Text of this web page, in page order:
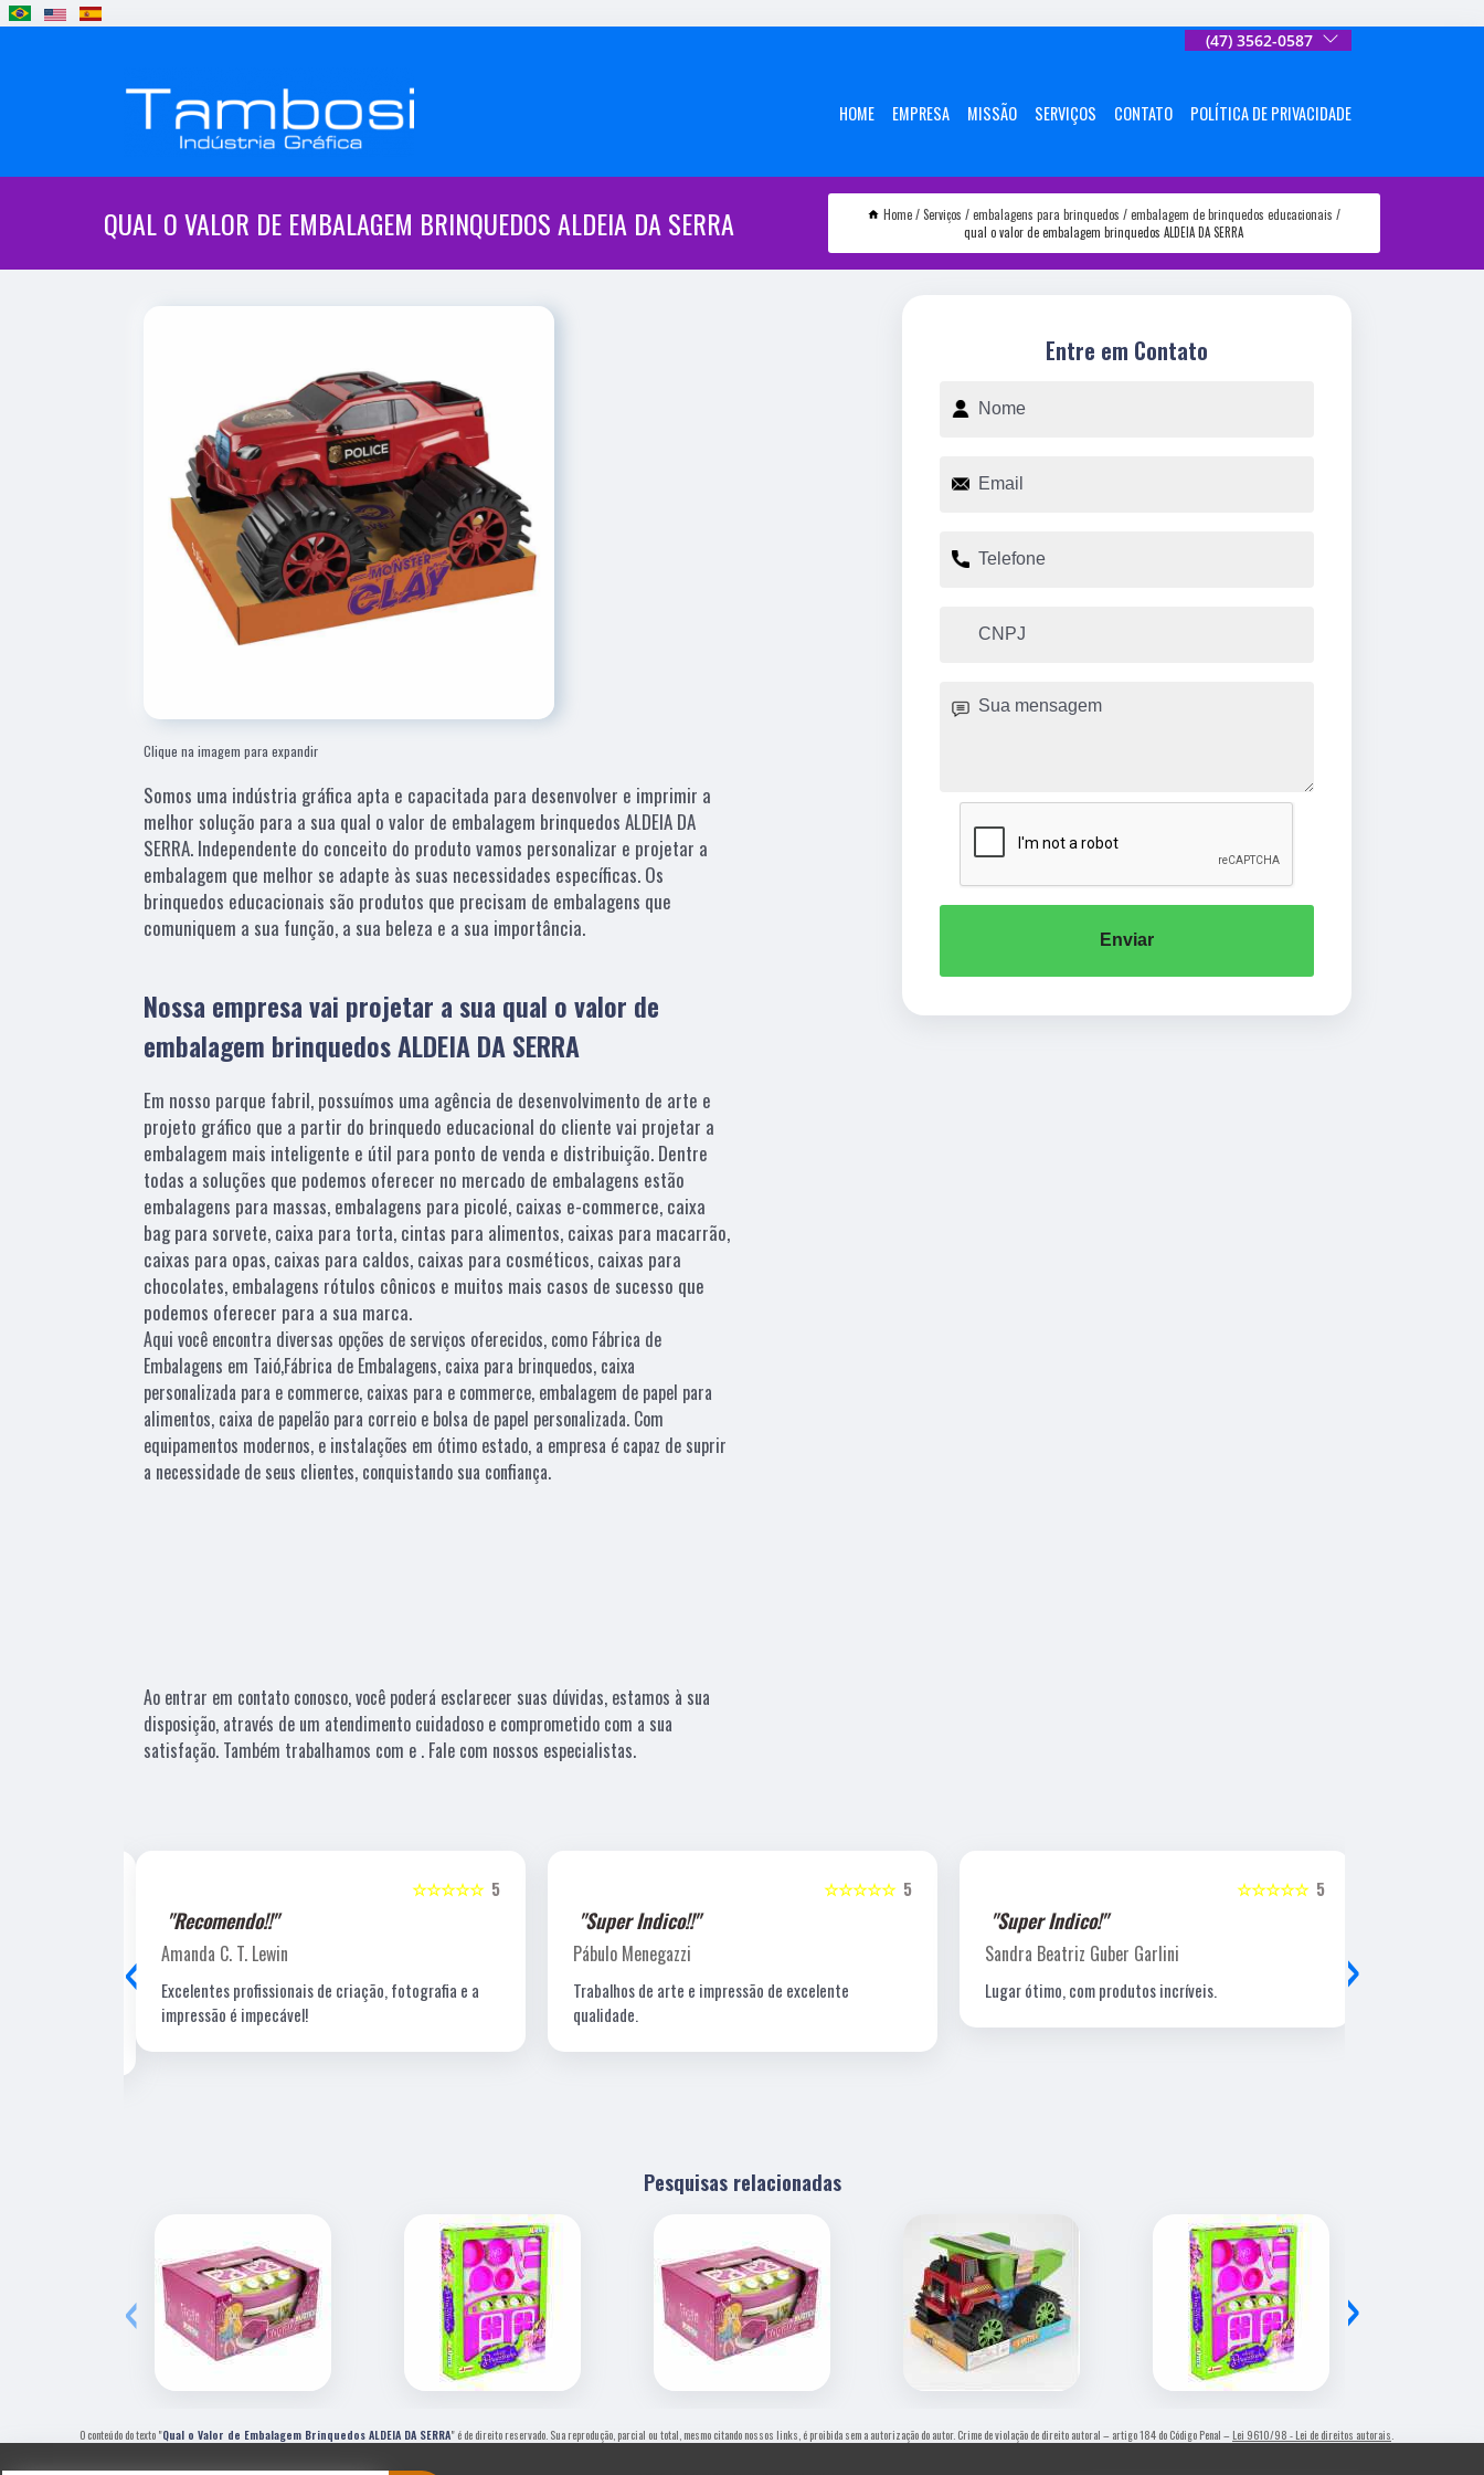
(47) 3562-0587
HOME EMPRESA MISSÃO SERVIÇOS CONTATO POLÍTICA DE PRIVACIDADE
QUAL O VALOR DE EMBALAGEM BRINQUEDOS ALDEIA DA SERRA Home Serviços embalagens para brinquedos
embalagem de brinquedos educacionais
qual o valor de embalagem brinquedos ALDEIA DA SERRA
Clique na imagem para expandir
Somos uma indústria gráfica apta e capacitada para desenvolver e imprimir a
melhor solução para a sua qual o valor de embalagem brinquedos ALDEIA DA
SERRA. Independente do conceito do produto vamos personalizar e projetar a
embalagem que melhor se adapte às suas necessidades específicas. Os
brinquedos educacionais são produtos que precisam de embalagens que
comuniquem a sua função, a sua beleza e a sua importância.
Nossa empresa vai projetar a sua qual o valor de
embalagem brinquedos ALDEIA DA SERRA
Em nosso parque fabril, possuímos uma agência de desenvolvimento de arte e
projeto gráfico que a partir do brinquedo educacional do cliente vai projetar a
embalagem mais inteligente e útil para ponto de venda e distribuição. Dentre
todas a soluções que podemos oferecer no mercado de embalagens estão
embalagens para massas, embalagens para picolé, caixas e-commerce, caixa
bag para sorvete, caixa para torta, cintas para alimentos, caixas para macarrão,
caixas para opas, caixas para caldos, caixas para cosméticos, caixas para
chocolates, embalagens rótulos cônicos e muitos mais casos de sucesso que
podemos oferecer para a sua marca.
Aqui você encontra diversas opções de serviços oferecidos, como Fábrica de
Embalagens em Taió,Fábrica de Embalagens, caixa para brinquedos, caixa
personalizada para e commerce, caixas para e commerce, embalagem de papel para
alimentos, caixa de papelão para correio e bolsa de papel personalizada. Com
equipamentos modernos, e instalações em ótimo estado, a empresa é capaz de suprir
a necessidade de seus clientes, conquistando sua confiança.
Ao entrar em contato conosco, você poderá esclarecer suas dúvidas, estamos à sua
disposição, através de um atendimento cuidadoso e comprometido com a sua
satisfação. Também trabalhamos com e . Fale com nossos especialistas.
Entre em Contato
Enviar
5
☆☆☆☆☆
"Recomendo!!"
Amanda C. T. Lewin
Excelentes profissionais de criação, fotografia e a
impressão é impecável!
5
☆☆☆☆☆
"Super Indico!!"
Pábulo Menegazzi
Trabalhos de arte e impressão de excelente
qualidade.
5
☆☆☆☆☆
"Super Indico!"
Sandra Beatriz Guber Garlini
Lugar ótimo, com produtos incríveis.
‹ ›
Pesquisas relacionadas
‹ ›
O conteúdo do texto "Qual o Valor de Embalagem Brinquedos ALDEIA DA SERRA" é de direito reservado. Sua reprodução, parcial ou total, mesmo citando nossos links, é proibida sem a autorização do autor. Crime de violação de direito autoral – artigo 184 do Código Penal – Lei 9610/98 - Lei de direitos autorais